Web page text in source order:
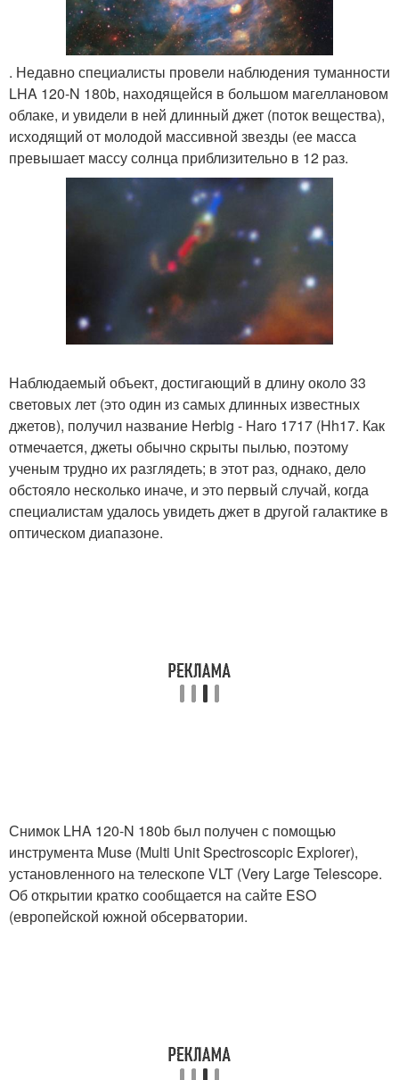
. Недавно специалисты провели наблюдения туманности
LHA 120-N 180b, находящейся в большом магеллановом
облаке, и увидели в ней длинный джет (поток вещества),
исходящий от молодой массивной звезды (ее масса
превышает массу солнца приблизительно в 12 раз.
Наблюдаемый объект, достигающий в длину около 33
световых лет (это один из самых длинных известных
джетов), получил название Herbig - Haro 1717 (Hh17. Как
отмечается, джеты обычно скрыты пылью, поэтому
ученым трудно их разглядеть; в этот раз, однако, дело
обстояло несколько иначе, и это первый случай, когда
специалистам удалось увидеть джет в другой галактике в
оптическом диапазоне.
Снимок LHA 120-N 180b был получен с помощью
инструмента Muse (Multi Unit Spectroscopic Explorer),
установленного на телескопе VLT (Very Large Telescope.
Об открытии кратко сообщается на сайте ESO
(европейской южной обсерватории.